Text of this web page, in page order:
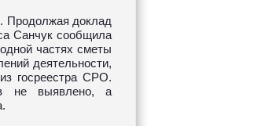
Продолжая доклад
Санчук сообщила
частях сметы
деятельности,
госреестра СРО.
не выявлено, а